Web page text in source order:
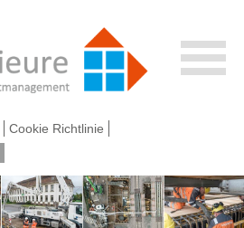
Cookie Richtlinie